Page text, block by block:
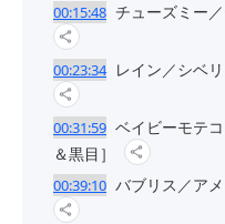
00:15:48 チューズミー
00:23:34 レイン／シベ
00:31:59 ベイビーモテ
＆黒目］
00:39:10 バブリス／ア